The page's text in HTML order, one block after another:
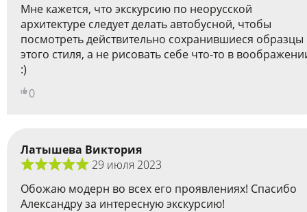
Мне кажется, что экскурсию по неорусской
архитектуре следует делать автобусной, чтобы
посмотреть действительно сохранившиеся образцы
этого стиля, а не рисовать себе что-то в
:)
0
Латышева Виктория
29 июля 2023
Обожаю модерн во всех его проявлениях! Спасибо
Александру за интересную экскурсию!